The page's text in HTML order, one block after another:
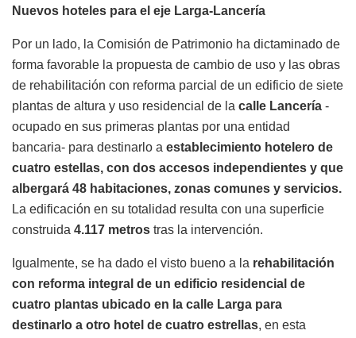
Nuevos hoteles para el eje Larga-Lancería
Por un lado, la Comisión de Patrimonio ha dictaminado de
forma favorable la propuesta de cambio de uso y las obras
de rehabilitación con reforma parcial de un edificio de siete
plantas de altura y uso residencial de la calle Lancería -
ocupado en sus primeras plantas por una entidad
bancaria- para destinarlo a establecimiento hotelero de
cuatro estellas, con dos accesos independientes y que
albergará 48 habitaciones, zonas comunes y servicios.
La edificación en su totalidad resulta con una superficie
construida 4.117 metros tras la intervención.
Igualmente, se ha dado el visto bueno a la rehabilitación
con reforma integral de un edificio residencial de
cuatro plantas ubicado en la calle Larga para
destinarlo a otro hotel de cuatro estrellas, en esta